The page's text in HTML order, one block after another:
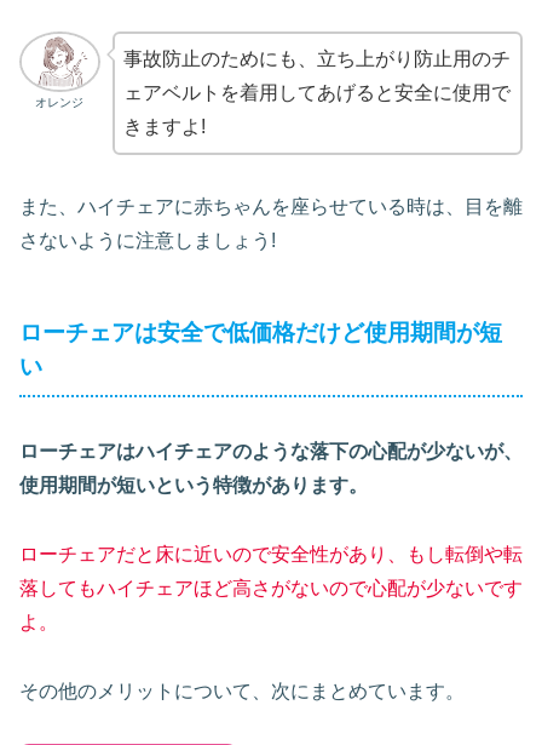
オレンジ
事故防止のためにも、立ち上がり防止用のチ
ェアベルトを着用してあげると安全に使用で
きますよ!
また、ハイチェアに赤ちゃんを座らせている時は、目を離
さないように注意しましょう!
ローチェアは安全で低価格だけど使用期間が短
い
ローチェアはハイチェアのような落下の心配が少ないが、
使用期間が短いという特徴があります。
ローチェアだと床に近いので安全性があり、もし転倒や転
落してもハイチェアほど高さがないので心配が少ないです
よ。
その他のメリットについて、次にまとめています。